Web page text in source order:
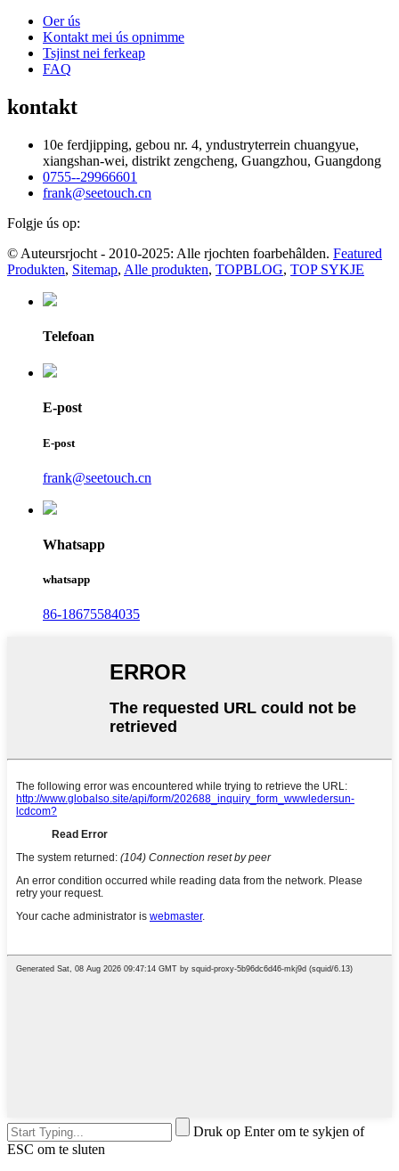
Oer ús
Kontakt mei ús opnimme
Tsjinst nei ferkeap
FAQ
kontakt
10e ferdjipping, gebou nr. 4, yndustryterrein chuangyue,
xiangshan-wei, distrikt zengcheng, Guangzhou, Guangdong
0755--29966601
frank@seetouch.cn
Folgje ús op:
© Auteursrjocht - 2010-2025: Alle rjochten foarbehâlden. Featured
Produkten, Sitemap, Alle produkten, TOPBLOG, TOP SYKJE
Telefoan
E-post
E-post
frank@seetouch.cn
Whatsapp
whatsapp
86-18675584035
Druk op Enter om te sykjen of
ESC om te sluten